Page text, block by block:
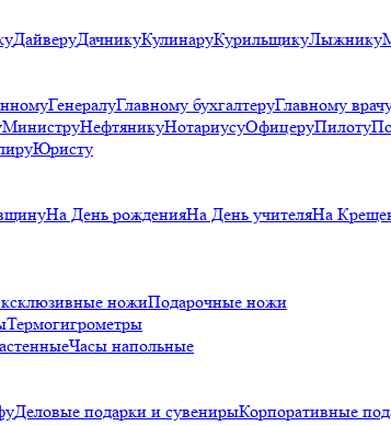
ДайверуДачникуКулинаруКурильщикуЛыжнику
ГенералуГлавному бухгалтеруГлавному
МиниструНефтяникуНотариусуОфицеруПилоту
Юристу
На День рожденияНа День учителяНа
ножиПодарочные ножи
Термогигрометры
Часы напольные
Деловые подарки и сувенирыКорпоративные